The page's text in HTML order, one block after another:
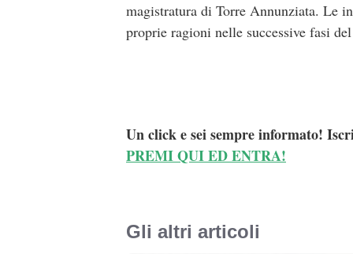
magistratura di Torre Annunziata. Le
proprie ragioni nelle successive fasi
Un click e sei sempre informato!
PREMI QUI ED ENTRA!
Gli altri articoli